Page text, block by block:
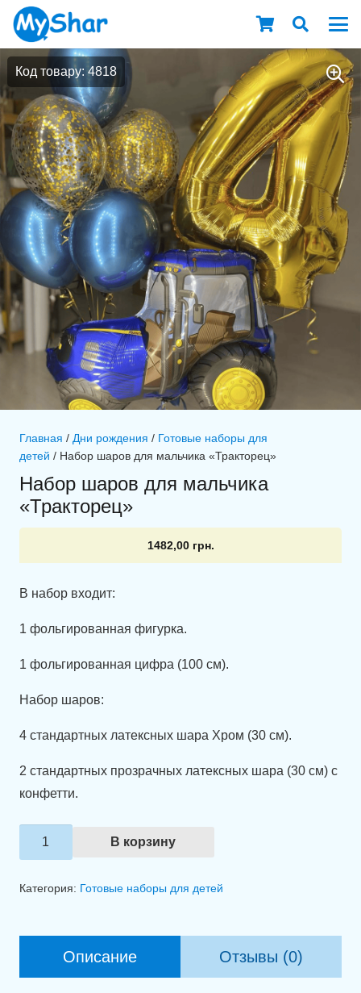
Код товару: 4818
Главная / Дни рождения / Готовые наборы для
детей / Набор шаров для мальчика «Тракторец»
Набор шаров для мальчика
«Тракторец»
1482,00 грн.
В набор входит:
1 фольгированная фигурка.
1 фольгированная цифра (100 см).
Набор шаров:
4 стандартных латексных шара Хром (30 см).
2 стандартных прозрачных латексных шара (30 см) с
конфетти.
Количество
товара
В корзину
Категория: Готовые наборы для детей
Описание Отзывы (0)